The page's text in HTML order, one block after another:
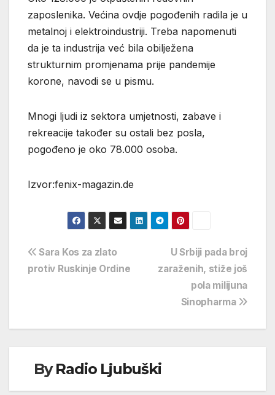
zaposlenika. Većina ovdje pogođenih radila je u
metalnoj i elektroindustriji. Treba napomenuti
da je ta industrija već bila obilježena
strukturnim promjenama prije pandemije
korone, navodi se u pismu.
Mnogi ljudi iz sektora umjetnosti, zabave i
rekreacije također su ostali bez posla,
pogođeno je oko 78.000 osoba.
Izvor:fenix-magazin.de
Navigacija
objava
U Srbiji pada broj
zaraženih, stiže još
pola milijuna
Sinopharma
Sara Kos za zlato
protiv Ruskinje Ordine
ByRadio Ljubuški